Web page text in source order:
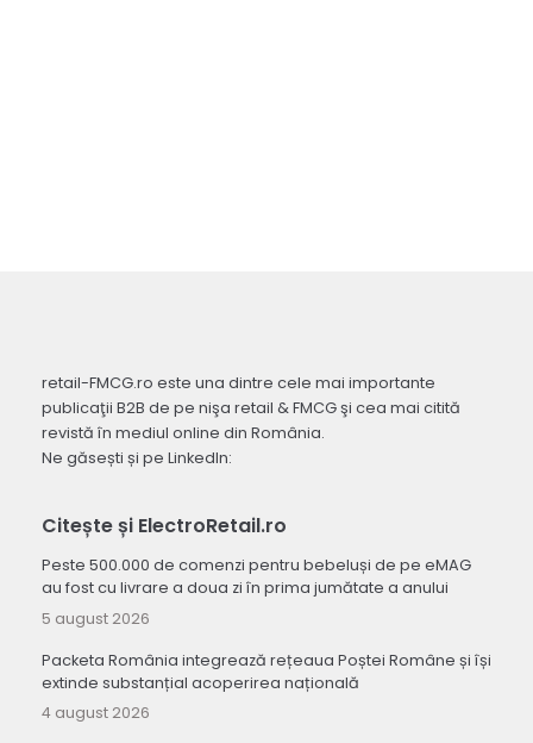
retail-FMCG.ro este una dintre cele mai importante
publicaţii B2B de pe nişa retail & FMCG şi cea mai citită
revistă în mediul online din România.
Ne găsești și pe LinkedIn:
Citește și ElectroRetail.ro
Peste 500.000 de comenzi pentru bebeluși de pe eMAG
au fost cu livrare a doua zi în prima jumătate a anului
5 august 2026
Packeta România integrează rețeaua Poștei Române și își
extinde substanțial acoperirea națională
4 august 2026